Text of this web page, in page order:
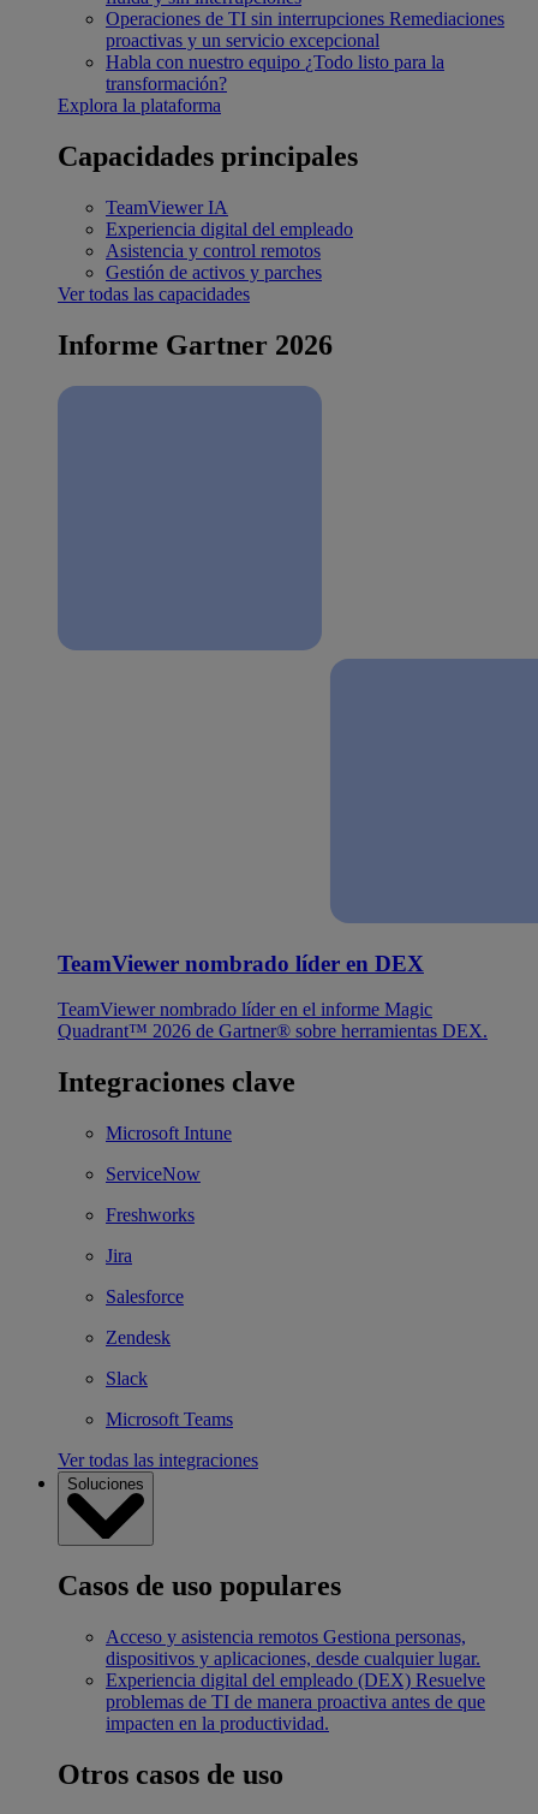
Operaciones de TI sin interrupciones Remediaciones
proactivas y un servicio excepcional
Habla con nuestro equipo ¿Todo listo para la
transformación?
Explora la plataforma
Capacidades principales
TeamViewer IA
Experiencia digital del empleado
Asistencia y control remotos
Gestión de activos y parches
Ver todas las capacidades
Informe Gartner 2026
TeamViewer nombrado líder en DEX
TeamViewer nombrado líder en el informe Magic
Quadrant™ 2026 de Gartner® sobre herramientas DEX.
Integraciones clave
Microsoft Intune
ServiceNow
Freshworks
Jira
Salesforce
Zendesk
Slack
Microsoft Teams
Ver todas las integraciones
Soluciones
Casos de uso populares
Acceso y asistencia remotos Gestiona personas,
dispositivos y aplicaciones, desde cualquier lugar.
Experiencia digital del empleado (DEX) Resuelve
problemas de TI de manera proactiva antes de que
impacten en la productividad.
Otros casos de uso